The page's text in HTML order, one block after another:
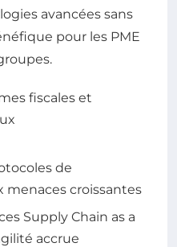
avancées sans
pour les PME
fiscales et
de
menaces croissantes
Supply Chain as a
accrue